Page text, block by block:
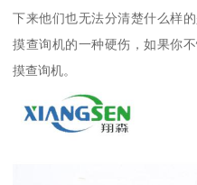
下来他们也无法分清楚什么样
摸查询机的一种硬伤，如果你
摸查询机。